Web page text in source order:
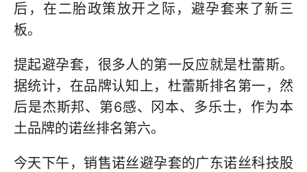
后，在二胎政策放开之际，避孕套来了新三
板。
提起避孕套，很多人的第一反应就是杜蕾斯。
据统计，在品牌认知上，杜蕾斯排名第一，然
后是杰斯邦、第6感、冈本、多乐士，作为本
土品牌的诺丝排名第六。
今天下午，销售诺丝避孕套的广东诺丝科技股